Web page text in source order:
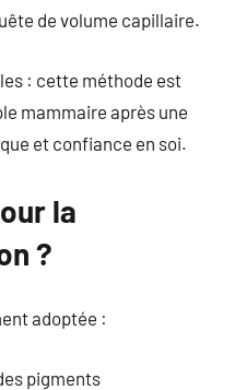
de volume capillaire.
: cette méthode est
mammaire après une
et confiance en soi.
la
?
adoptée :
pigments